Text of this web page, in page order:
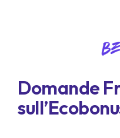
Domande